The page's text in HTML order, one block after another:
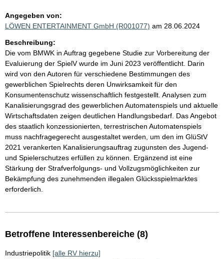
Angegeben von:
LÖWEN ENTERTAINMENT GmbH (R001077) am 28.06.2024
Beschreibung:
Die vom BMWK in Auftrag gegebene Studie zur Vorbereitung der
Evaluierung der SpielV wurde im Juni 2023 veröffentlicht. Darin
wird von den Autoren für verschiedene Bestimmungen des
gewerblichen Spielrechts deren Unwirksamkeit für den
Konsumentenschutz wissenschaftlich festgestellt. Analysen zum
Kanalisierungsgrad des gewerblichen Automatenspiels und aktuelle
Wirtschaftsdaten zeigen deutlichen Handlungsbedarf. Das Angebot
des staatlich konzessionierten, terrestrischen Automatenspiels
muss nachfragegerecht ausgestaltet werden, um den im GlüStV
2021 verankerten Kanalisierungsauftrag zugunsten des Jugend-
und Spielerschutzes erfüllen zu können. Ergänzend ist eine
Stärkung der Strafverfolgungs- und Vollzugsmöglichkeiten zur
Bekämpfung des zunehmenden illegalen Glücksspielmarktes
erforderlich.
Betroffene Interessenbereiche (8)
Industriepolitik [alle RV hierzu]